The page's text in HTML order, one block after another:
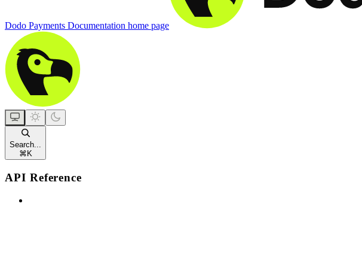
Dodo Payments Documentation home page
Search...
⌘ K
API Reference